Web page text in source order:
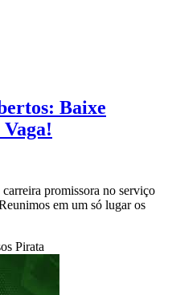
Baixe
promissora no serviço
em um só lugar os
Pirata